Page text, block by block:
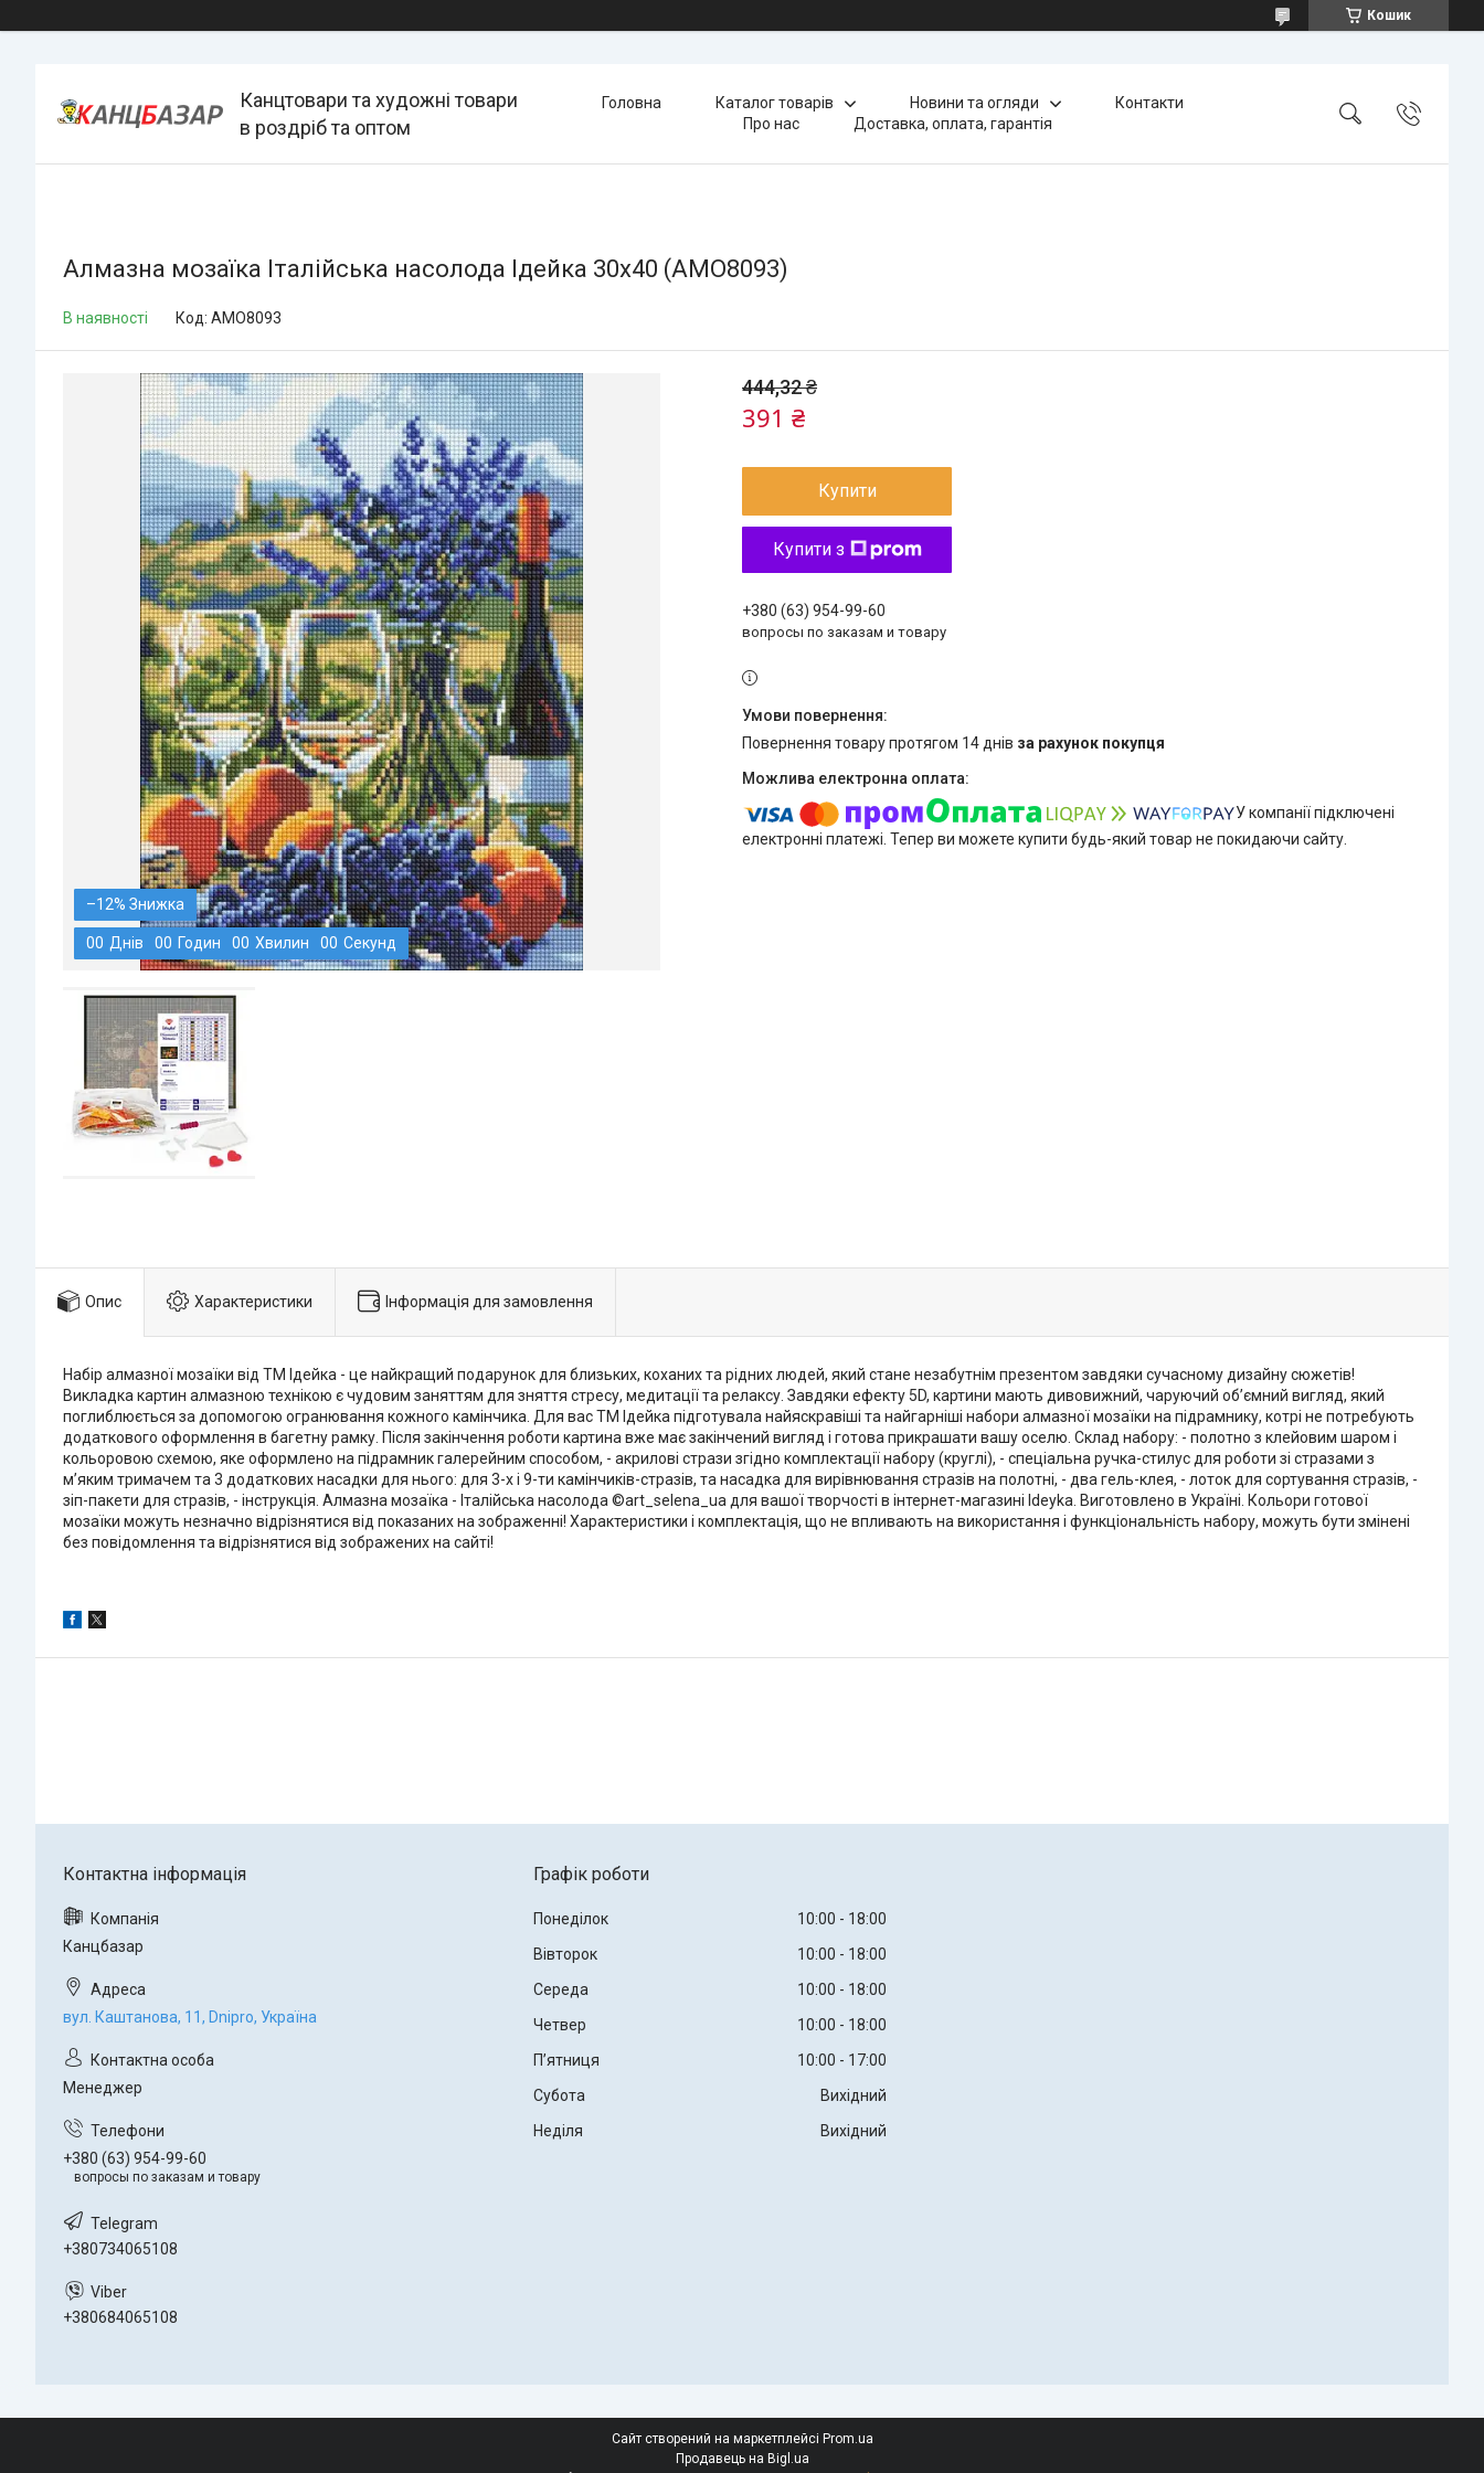
Кошик
Канцтовари та художні товари
в роздріб та оптом
Головна Каталог товарів Новини та огляди
Контакти
Про нас
Доставка, оплата, гарантія
Алмазна мозаїка Італійська насолода Ідейка 30х40 (AMO8093)
В наявності Код: AMO8093
–12%
00 Днів 00 Годин 00 Хвилин 00 Секунд
444,32 ₴
391 ₴
Купити
Купити з
+380 (63) 954-99-60
вопросы по заказам и товару
повернення товару протягом 14 днів за рахунок покупця
У компанії підключені
електронні платежі. Тепер ви можете купити будь-який товар не покидаючи сайту.
Опис Характеристики Інформація для замовлення
Набір алмазної мозаїки від ТМ Ідейка - це найкращий подарунок для близьких, коханих та рідних людей, який стане незабутнім презентом завдяки сучасному дизайну сюжетів!
Викладка картин алмазною технікою є чудовим заняттям для зняття стресу, медитації та релаксу. Завдяки ефекту 5D, картини мають дивовижний, чаруючий об’ємний вигляд, який
поглиблюється за допомогою огранювання кожного камінчика. Для вас ТМ Ідейка підготувала найяскравіші та найгарніші набори алмазної мозаїки на підрамнику, котрі не потребують
додаткового оформлення в багетну рамку. Після закінчення роботи картина вже має закінчений вигляд і готова прикрашати вашу оселю. Склад набору: - полотно з клейовим шаром і
кольоровою схемою, яке оформлено на підрамник галерейним способом, - акрилові стрази згідно комплектації набору (круглі), - спеціальна ручка-стилус для роботи зі стразами з
м’яким тримачем та 3 додаткових насадки для нього: для 3-х і 9-ти камінчиків-стразів, та насадка для вирівнювання стразів на полотні, - два гель-клея, - лоток для сортування стразів, -
зіп-пакети для стразів, - інструкція. Алмазна мозаїка - Італійська насолода ©art_selena_ua для вашої творчості в інтернет-магазині Ideyka. Виготовлено в Україні. Кольори готової
мозаїки можуть незначно відрізнятися від показаних на зображенні! Характеристики і комплектація, що не впливають на використання і функціональність набору, можуть бути змінені
без повідомлення та відрізнятися від зображених на сайті!
Канцбазар
вул. Каштанова, 11, Dnipro, Україна
Менеджер
+380 (63) 954-99-60
вопросы по заказам и товару
+380734065108
+380684065108
Графік роботи
Понеділок 10:00
18:00
Вівторок
10:00
18:00
Середа
10:00
18:00
Четвер
10:00
18:00
Пʼятниця
10:00
17:00
Субота
Вихідний
Неділя
Вихідний
Сайт створений на маркетплейсі Prom.ua
Продавець на Bigl.ua